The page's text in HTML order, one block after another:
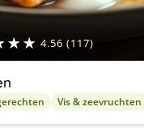
4.56 (117)
Vis & zeevruchten